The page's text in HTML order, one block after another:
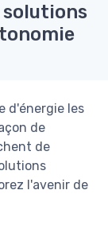
solutions
d'énergie les
de
de
l'avenir de